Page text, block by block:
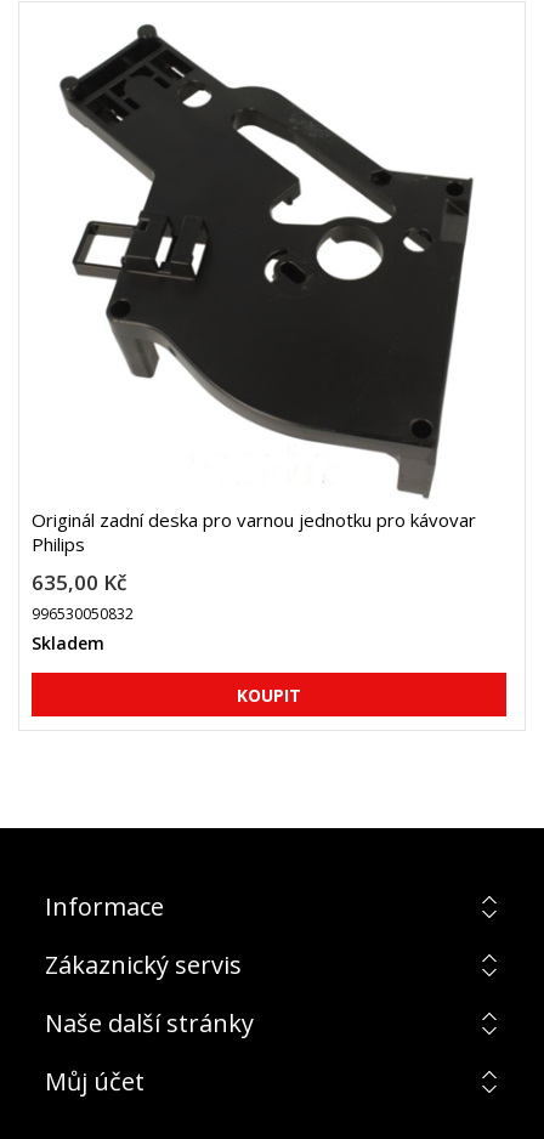
Originál zadní deska pro varnou jednotku pro kávovar
Philips
635,00 Kč
996530050832
Skladem
Informace
Zákaznický servis
Naše další stránky
Můj účet